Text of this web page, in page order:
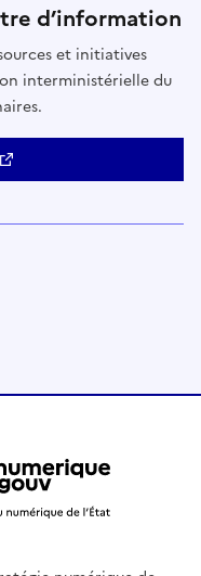
d’information
et initiatives
interministérielle du